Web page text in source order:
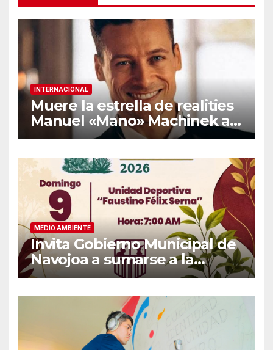
INTERNACIONAL
Muere la estrella de realities
Manuel «Mano» Machinek a
los 37 años
MEDIO AMBIENTE
Invita Gobierno Municipal de
Navojoa a sumarse a la
Jornada Nacional de